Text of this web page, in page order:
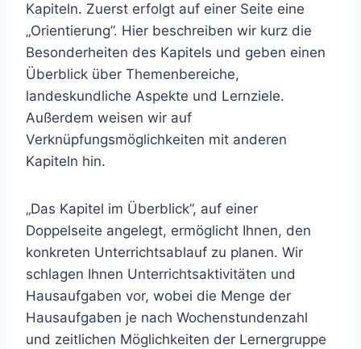
Kapiteln. Zuerst erfolgt auf einer Seite eine
„Orientierung”. Hier beschreiben wir kurz die
Besonderheiten des Kapitels und geben einen
Überblick über Themenbereiche,
landeskundliche Aspekte und Lernziele.
Außerdem weisen wir auf
Verknüpfungsmöglichkeiten mit anderen
Kapiteln hin.
„Das Kapitel im Überblick”, auf einer
Doppelseite angelegt, ermöglicht Ihnen, den
konkreten Unterrichtsablauf zu planen. Wir
schlagen Ihnen Unterrichtsaktivitäten und
Hausaufgaben vor, wobei die Menge der
Hausaufgaben je nach Wochenstundenzahl
und zeitlichen Möglichkeiten der Lernergruppe